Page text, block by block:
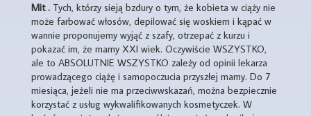
Mit . Tych, którzy sieją bzdury o tym, że kobieta w ciąży nie
może farbować włosów, depilować się woskiem i kąpać w
wannie proponujemy wyjąć z szafy, otrzepać z kurzu i
pokazać im, że mamy XXI wiek. Oczywiście WSZYSTKO,
ale to ABSOLUTNIE WSZYSTKO zależy od opinii lekarza
prowadzącego ciążę i samopoczucia przyszłej mamy. Do 7
miesiąca, jeżeli nie ma przeciwwskazań, można bezpiecznie
korzystać z usług wykwalifikowanych kosmetyczek. W